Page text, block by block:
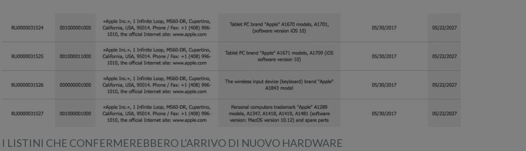
I LISTINI CHE CONFERMEREBBERO L’ARRIVO DI NUOVO HARDWARE